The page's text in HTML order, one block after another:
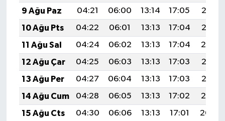
9 Ağu Paz
04:21 06:00 13:14 17:05
20:17
10 Ağu Pts
04:22 06:01 13:13 17:04
20:16
11 Ağu Sal
04:24 06:02 13:13 17:04
20:14
12 Ağu Çar
04:25 06:03 13:13 17:03
20:13
13 Ağu Per
04:27 06:04 13:13 17:03
20:12
14 Ağu Cum
04:28 06:05 13:13 17:02
20:10
15 Ağu Cts
04:30 06:06 13:13 17:01
20:09